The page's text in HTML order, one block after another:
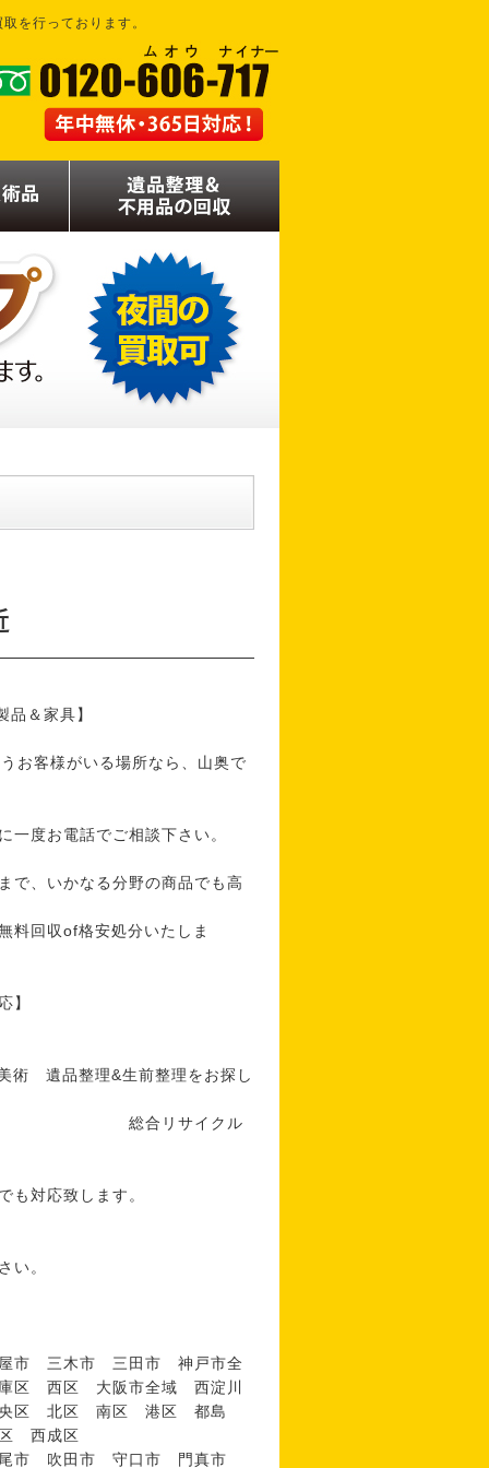
を行っております。
＆家具】
お客様がいる場所なら、山奥で
度お電話でご相談下さい。
で、いかなる分野の商品でも高
安処分いたしま
遺品整理&生前整理をお探し
クル
も対応致します。
い。
市 三木市 三田市 神戸市全
西区 大阪市全域 西淀川
区 北区 南区 港区 都島
西成区
市 吹田市 守口市 門真市